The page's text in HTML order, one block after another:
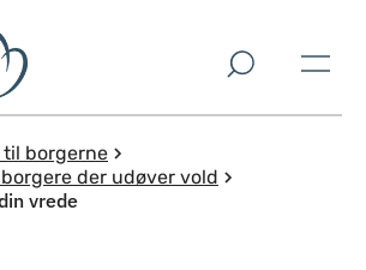
til indholdssektion
borgerne
der udøver vold
vrede